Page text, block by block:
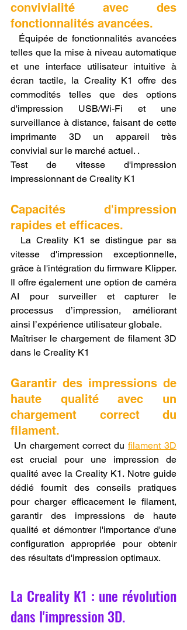
convivialité avec des
fonctionnalités avancées.
telles que la mise à niveau automatique
et une interface utilisateur intuitive à
écran tactile, la Creality K1 offre des
commodités telles que des options
d'impression USB/Wi-Fi et une
surveillance à distance, faisant de cette
imprimante 3D un appareil très
convivial sur le marché actuel. .
Test de vitesse d'impression
impressionnant de Creality K1
Capacités d'impression
rapides et efficaces.
vitesse d'impression exceptionnelle,
grâce à l'intégration du firmware Klipper.
Il offre également une option de caméra
AI pour surveiller et capturer le
processus d’impression, améliorant
ainsi l’expérience utilisateur globale.
Maîtriser le chargement de filament 3D
dans le Creality K1
Garantir des impressions de
haute qualité avec un
chargement correct du
filament.
Un chargement correct du filament 3D
est crucial pour une impression de
qualité avec la Creality K1. Notre guide
dédié fournit des conseils pratiques
pour charger efficacement le filament,
garantir des impressions de haute
qualité et démontrer l'importance d'une
configuration appropriée pour obtenir
des résultats d'impression optimaux.
La Creality K1 : une révolution
dans l'impression 3D.